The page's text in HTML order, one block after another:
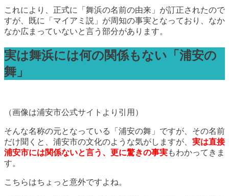
これにより、正式に「舞浜の名前の由来」が訂正されたので
すが、既に「マイアミ説」が周知の事実となっており、なか
なか広まっていないと言う部分があります。
実は舞浜には何の関係もない「浦安の
舞」
（画像は浦安市公式サイトより引用）
そんな名称の元となっている「浦安の舞」ですが、その名前
だけ聞くと、浦安市の文化のような気がしますが、 実は直接
浦安市には関係ないと言う、更に驚きの事実もわかってきま
す。
こちらはちょっと意外ですよね。